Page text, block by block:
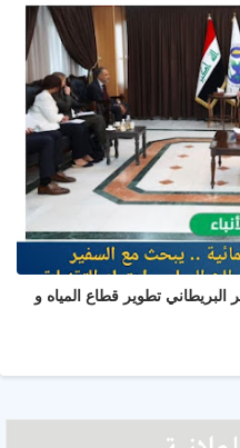
البريطاني تطوير قطاع المياه و